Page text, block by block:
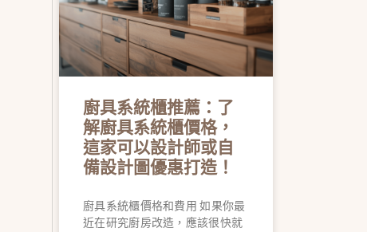
廚具系統櫃推薦：了
解廚具系統櫃價格，
這家可以設計師或自
備設計圖優惠打造！
廚具系統櫃價格和費用 如果你最
近在研究廚房改造，應該很快就